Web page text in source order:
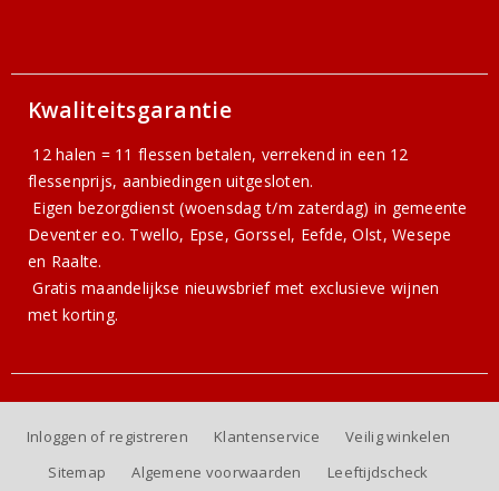
Kwaliteitsgarantie
12 halen = 11 flessen betalen, verrekend in een 12
flessenprijs, aanbiedingen uitgesloten.
Eigen bezorgdienst (woensdag t/m zaterdag) in gemeente
Deventer eo. Twello, Epse, Gorssel, Eefde, Olst, Wesepe
en Raalte.
Gratismaandelijkse nieuwsbriefmet exclusieve wijnen
met korting.
Inloggen of registreren Klantenservice
Veilig winkelen
Sitemap
Algemene voorwaarden Leeftijdscheck